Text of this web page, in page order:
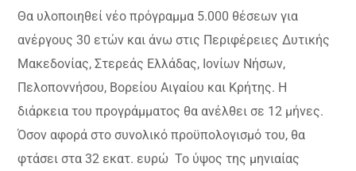
Θα υλοποιηθεί νέο πρόγραμμα 5.000 θέσεων για
ανέργους 30 ετών και άνω στις Περιφέρειες Δυτικής
Μακεδονίας, Στερεάς Ελλάδας, Ιονίων Νήσων,
Πελοποννήσου, Βορείου Αιγαίου και Κρήτης. Η
διάρκεια του προγράμματος θα ανέλθει σε 12 μήνες.
Όσον αφορά στο συνολικό προϋπολογισμό του, θα
φτάσει στα 32 εκατ. ευρώ Το ύψος της μηνιαίας